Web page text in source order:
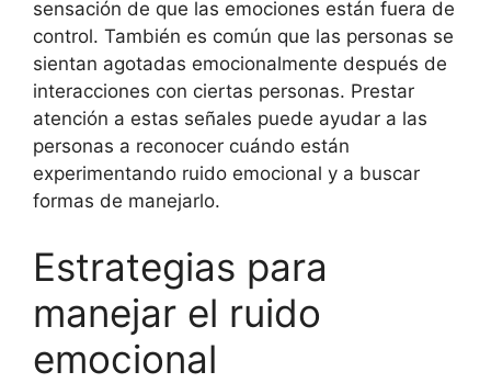
sensación de que las emociones están fuera de
control. También es común que las personas se
sientan agotadas emocionalmente después de
interacciones con ciertas personas. Prestar
atención a estas señales puede ayudar a las
personas a reconocer cuándo están
experimentando ruido emocional y a buscar
formas de manejarlo.
Estrategias para
manejar el ruido
emocional